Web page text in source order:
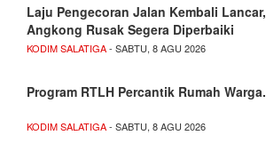
Laju Pengecoran Jalan Kembali Lancar,
Angkong Rusak Segera Diperbaiki
KODIM SALATIGA- SABTU, 8 AGU 2026
Program RTLH Percantik Rumah Warga.
KODIM SALATIGA- SABTU, 8 AGU 2026